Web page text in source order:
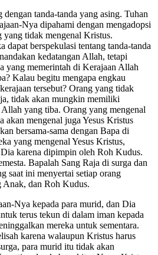
tanda-tanda yang asing. Tuhan
Nya dipahami dengan mengadopsi
yang tidak mengenal Kristus.
dapat berspekulasi tentang tanda-tanda
kedatangan Allah, tetapi
yang memerintah di Kerajaan Allah
Kalau begitu mengapa engkau
tersebut? Orang yang tidak
tidak akan mungkin memiliki
yang tiba. Orang yang mengenal
akan mengenal juga Yesus Kristus
bersama-sama dengan Bapa di
yang mengenal Yesus Kristus,
karena dipimpin oleh Roh Kudus.
Bapalah Sang Raja di surga dan
saat ini menyertai setiap orang
Anak, dan Roh Kudus.
Nya kepada para murid, dan Dia
terus tekun di dalam iman kepada
mereka untuk sementara.
karena walaupun Kristus harus
para murid itu tidak akan